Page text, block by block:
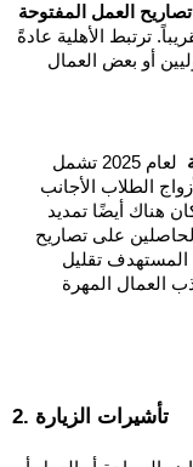
بالعمل لدى أي صاحب عمل في كندا تقريباً. ترتبط الأهلية عادةً
بحالات محددة، مثل أزواج الطلاب الدوليين أو بعض العمال
  لعام 2025 تشمل
تغييرات في تصاريح العمل المفتوحة لأزواج الطلاب الأجانب
والعمال الأجانب، مع فرض قيود أكبر. كان هناك أيضًا تمديد
للسياسة التي تسمح للعمال الأجانب الحاصلين على تصاريح
عمل مغلقة بتغيير أصحاب العمل. ومن المستهدف تقليل
الوقت اللازم لتجهيز تصاريح العمل لجذب العمال المهرة
2. تأشيرات الزيارة